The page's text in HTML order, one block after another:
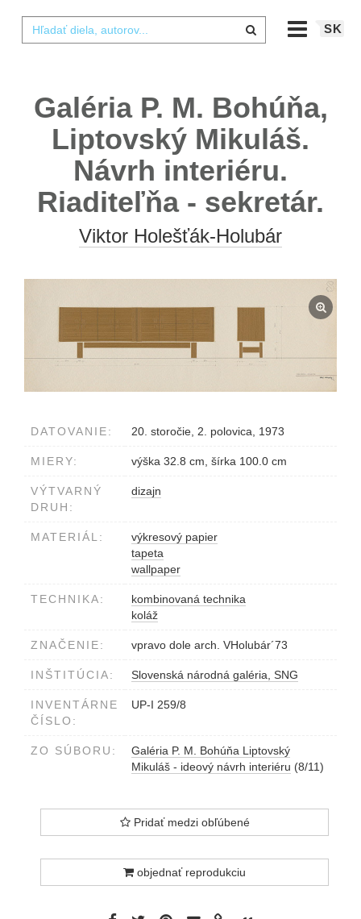
SK
Galéria P. M. Bohúňa,
Liptovský Mikuláš.
Návrh interiéru.
Riaditeľňa - sekretár.
Viktor Holešťák-Holubár
DATOVANIE: 20. storočie, 2. polovica, 1973
MIERY: výška 32.8 cm, šírka 100.0 cm
VÝTVARNÝ
DRUH:
dizajn
MATERIÁL:
výkresový papier
tapeta
wallpaper
TECHNIKA:
kombinovaná technika
koláž
ZNAČENIE: vpravo dole arch. VHolubár´73
INŠTITÚCIA: Slovenská národná galéria, SNG
INVENTÁRNE
ČÍSLO:
UP-I 259/8
ZO SÚBORU:
Galéria P. M. Bohúňa Liptovský
Mikuláš - ideový návrh interiéru (8/11)
Pridať medzi obľúbené
objednať reprodukciu